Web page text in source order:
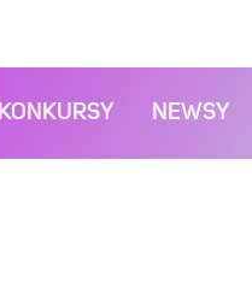
KONKURSY NEWSY